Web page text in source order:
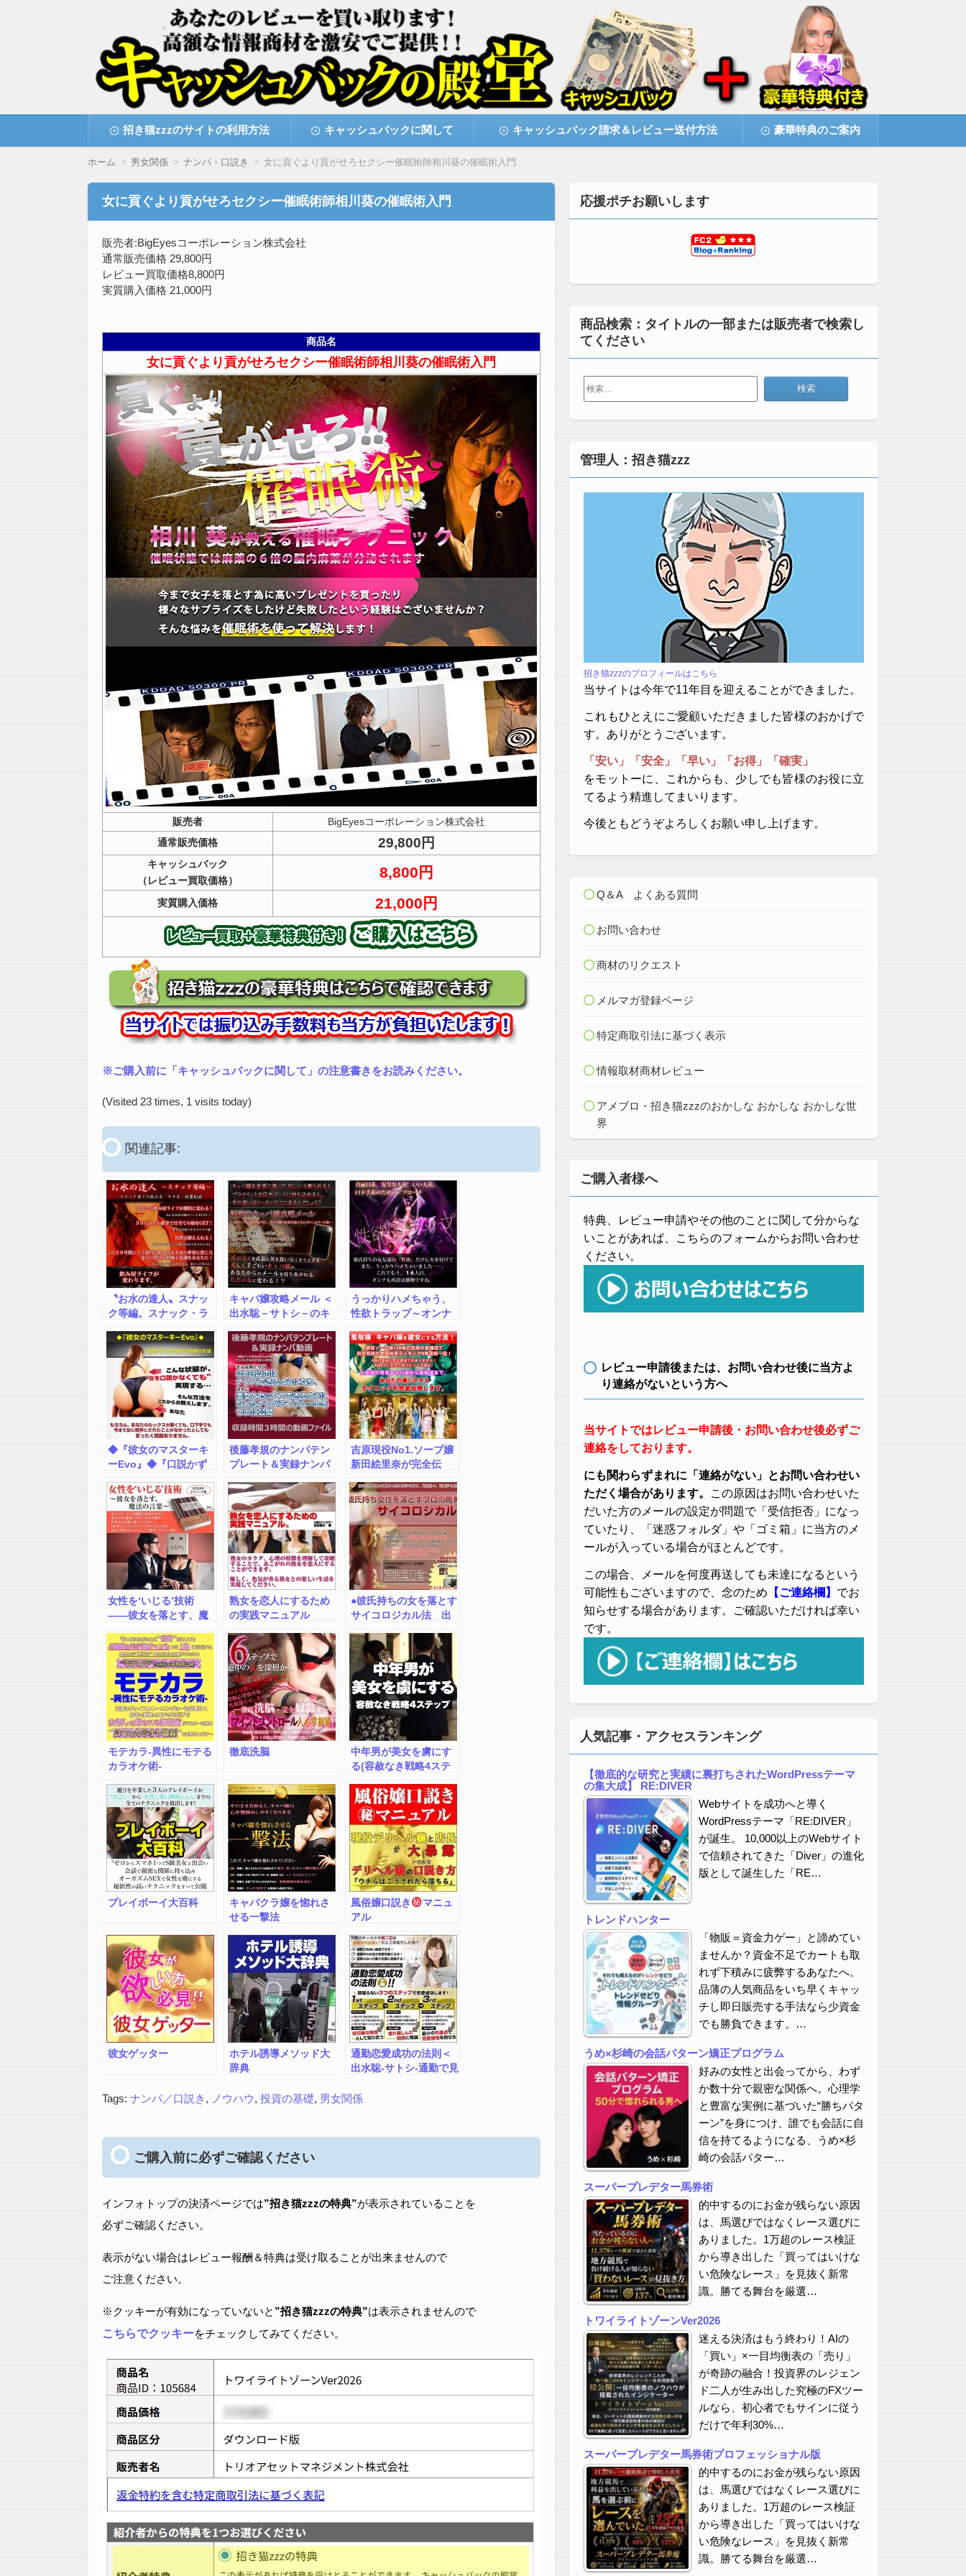
情報商材激安サイト・キャッシュバックの殿堂
高額な情報商材をレビューを買い取ることで激安で購入できます
テ
招き猫zzzのサイトの利用方法 キャッシュバックに関して キャッシュバック請求＆レビュー送付方法 豪華特典のご案内
ホーム 男女関係 ナンパ・口説き 女に貢ぐより貢がせろセクシー催眠術師相川葵の催眠術入門
女に貢ぐより貢がせろセクシー催眠術師相川葵の催眠術入門
販売者:BigEyesコーポレーション株式会社
通常販売価格 29,800円
レビュー買取価格8,800円
実質購入価格 21,000円
商品名
女に貢ぐより貢がせろセクシー催眠術師相川葵の催眠術入門
販売者
BigEyesコーポレーション株式会社
通常販売価格
29,800円
キャッシュバック
（レビュー買取価格）
8,800円
実質購入価格 21,000円
※ご購入前に「キャッシュバックに関して」の注意書きをお読みください。
(Visited 23 times, 1 visits today)
関連記事:
〝お水の達人〟スナッ
ク等編。スナック・ラ
飲み方、モテ方、経費
削減のノウハウマニュ
アル集。
キャバ嬢攻略メール ＜
出水聡－サトシ－のキ
ニック＞
うっかりハメちゃう、
性欲トラップ～オンナ
発ヤる技術
◆『彼女のマスターキ
ーEvo』◆『口説かず
法…』 WL-A123
後藤孝規のナンパテン
プレート＆実録ナンパ
吉原現役No1.ソープ嬢
新田絵里奈が完全伝
技テクニック本風俗
嬢・キャバ嬢を彼女に
する方法！＆キャバ
嬢、GET法！
女性を‘いじる’技術
――彼女を落とす、魔
熟女を恋人にするため
の実践マニュアル
●彼氏持ちの女を落とす
サイコロジカル法 出
モテカラ-異性にモテる
カラオケ術-
徹底洗脳
中年男が美女を虜にす
る(容赦なき戦略4ステ
プレイボーイ大百科
キャバクラ嬢を惚れさ
せる一撃法
風俗嬢口説き
マニュ
アル
彼女ゲッター
ホテル誘導メソッド大
辞典
通勤恋愛成功の法則＜
出水聡-サトシ-通勤で見
功させるテクニック＞
Tags: ナンパ／口説き , ノウハウ, 投資の基礎, 男女関係
ご購入前に必ずご確認ください
インフォトップの決済ページでは”招き猫zzzの特典”が表示されていることを
必ずご確認ください。
表示がない場合はレビュー報酬＆特典は受け取ることが出来ませんので
ご注意ください。
※クッキーが有効になっていないと ”招き猫zzzの特典”は表示されませんので
こちらでクッキーをチェックしてみてください。
応援ポチお願いします
商品検索：タイトルの一部または販売者で検索し
てください
検
索:
管理人：招き猫zzz
招き猫zzzのプロフィールはこちら
当サイトは今年で11年目を迎えることができました。
これもひとえにご愛顧いただきました皆様のおかげで
す。ありがとうございます。
「安い」「安全」「早い」「お得」「確実」
をモットーに、これからも、少しでも皆様のお役に立
てるよう精進してまいります。
今後ともどうぞよろしくお願い申し上げます。
Q＆A よくある質問
お問い合わせ
商材のリクエスト
メルマガ登録ページ
特定商取引法に基づく表示
情報取材商材レビュー
アメブロ・招き猫zzzのおかしな おかしな おかしな世
界
ご購入者様へ
特典、レビュー申請やその他のことに関して分からな
いことがあれば、こちらのフォームからお問い合わせ
ください。
レビュー申請後または、お問い合わせ後に当方よ
り連絡がないという方へ
当サイトではレビュー申請後・お問い合わせ後必ずご
連絡をしております。
にも関わらずまれに「連絡がない」とお問い合わせい
ただく場合があります。
この原因はお問い合わせいた
だいた方のメールの設定が問題で「受信拒否」になっ
ていたり、「迷惑フォルダ」や「ゴミ箱」に当方のメ
ールが入っている場合がほとんどです。
この場合、メールを何度再送しても未達になるという
可能性もございますので、念のため 【ご連絡欄】 でお
知らせする場合があります。ご確認いただければ幸い
です。
人気記事・アクセスランキング
【徹底的な研究と実績に裏打ちされたWordPressテーマ
の集大成】 RE:DIVER
Webサイトを成功へと導く
WordPressテーマ「RE:DIVER」
が誕生。 10,000以上のWebサイト
で信頼されてきた「Diver」の進化
版として誕生した「RE…
トレンドハンター
「物販＝資金力ゲー」と諦めてい
ませんか？資金不足でカートも取
れず下積みに疲弊するあなたへ。
品薄の人気商品をいち早くキャッ
チし即日販売する手法なら少資金
でも勝負できます。…
うめ×杉崎の会話パターン矯正プログラム
好みの女性と出会ってから、わず
か数十分で親密な関係へ。心理学
と豊富な実例に基づいた“勝ちパタ
ーン”を身につけ、誰でも会話に自
信を持てるようになる、うめ×杉
崎の会話パター…
スーパープレデター馬券術
的中するのにお金が残らない原因
は、馬選びではなくレース選びに
ありました。1万超のレース検証
から導き出した「買ってはいけな
い危険なレース」を見抜く新常
識。勝てる舞台を厳選…
トワイライトゾーンVer2026
迷える決済はもう終わり！AIの
「買い」×一目均衡表の「売り」
が奇跡の融合！投資界のレジェン
ド二人が生み出した究極のFXツー
ルなら、初心者でもサインに従う
だけで年利30%…
スーパープレデター馬券術プロフェッショナル版
的中するのにお金が残らない原因
は、馬選びではなくレース選びに
ありました。1万超のレース検証
から導き出した「買ってはいけな
い危険なレース」を見抜く新常
識。勝てる舞台を厳選…